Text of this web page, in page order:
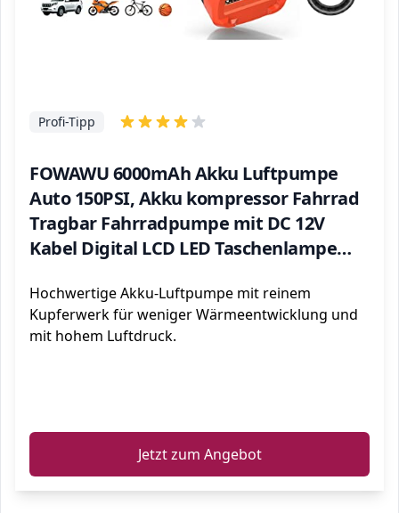
FOWAWU 6000mAh Akku Luftpumpe
Auto 150PSI, Akku kompressor Fahrrad
Tragbar Fahrradpumpe mit DC 12V
Kabel Digital LCD LED Taschenlampe
Auto Fahrrad Motorrad Bälle
Profi-Tipp
Hochwertige Akku-Luftpumpe mit reinem
Kupferwerk für weniger Wärmeentwicklung und
mit hohem Luftdruck.
Jetzt zum Angebot